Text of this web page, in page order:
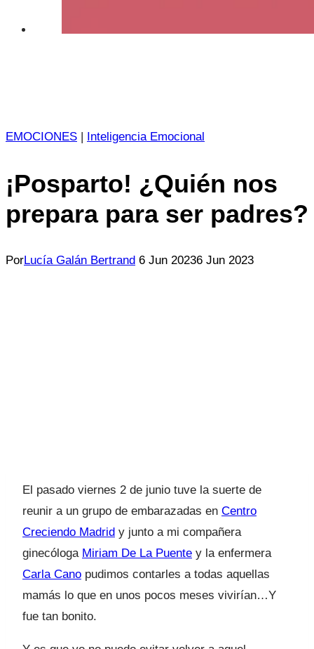
EMOCIONES Inteligencia Emocional
¡Posparto! ¿Quién nos
prepara para ser padres?
PorLucía Galán Bertrand 6 Jun 20236 Jun 2023
El pasado viernes 2 de junio tuve la suerte de
reunir a un grupo de embarazadas en Centro
Creciendo Madrid y junto a mi compañera
ginecóloga Miriam De La Puente y la enfermera
Carla Cano pudimos contarles a todas aquellas
mamás lo que en unos pocos meses vivirían…Y
fue tan bonito.